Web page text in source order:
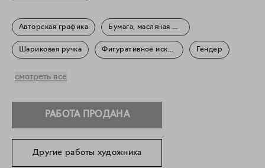
Авторская графика Бумага, масляная пастель
Шариковая ручка Фигуративное искусство Гендер
смотреть все
РАБОТА ПРОДАНА
Другие работы художника